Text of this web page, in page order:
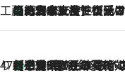
工藤まやのおもてなし
2026.8.6
【ハワイ土産】ローカルの絶大な支持で復活！ 絶品の幻クッキー《元ファンの日本人女性が受け継いだ名店》
47都道府県の手みやげ ひんやりスイーツで夏を満喫
2026.8.6
【三重県】この夏絶対食べたい 冷やしておいしいおやつ3選 お餅×アイスの新感覚スイーツ